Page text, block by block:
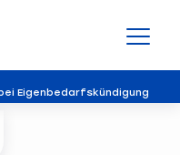
Eigenbedarfskündigung